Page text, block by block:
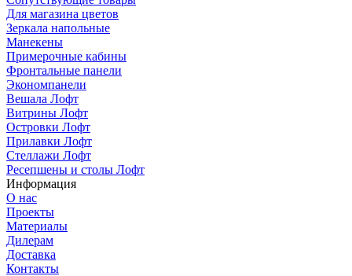
Для магазина цветов
Зеркала напольные
Манекены
Примерочные кабины
Фронтальные панели
Экономпанели
Вешала Лофт
Витрины Лофт
Островки Лофт
Прилавки Лофт
Стеллажи Лофт
Ресепшены и столы Лофт
Информация
О нас
Проекты
Материалы
Дилерам
Доставка
Контакты